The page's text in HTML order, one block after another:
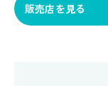
販売店を見る